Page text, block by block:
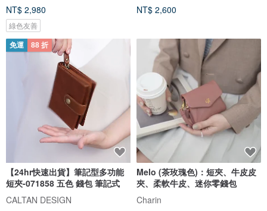
NT$ 2,980
綠色友善
NT$ 2,600
免運 88 折
【24hr快速出貨】筆記型多功能
短夾-071858 五色 錢包 筆記式
CALTAN DESIGN
Melo (茶玫瑰色)：短夾、牛皮皮
夾、柔軟牛皮、迷你零錢包
Charin